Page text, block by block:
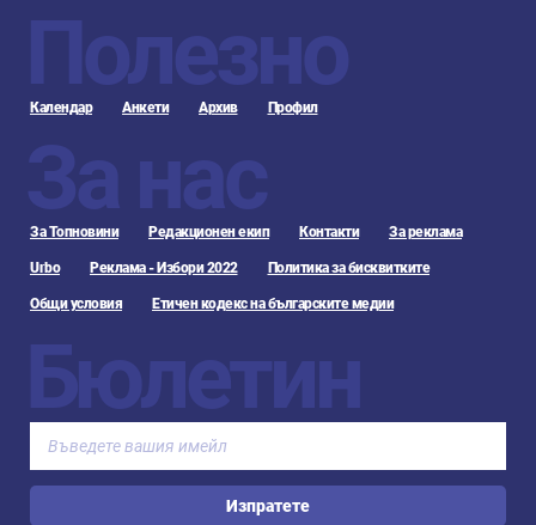
Полезно
Календар Анкети Архив Профил
За нас
За Топновини Редакционен екип Контакти За реклама
Urbo Реклама - Избори 2022 Политика за бисквитките
Общи условия Етичен кодекс на българските медии
Бюлетин
Изпратете